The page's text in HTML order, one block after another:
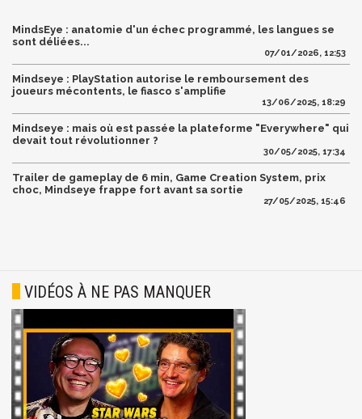
MindsEye : anatomie d'un échec programmé, les langues se
sont déliées...
07/01/2026, 12:53
Mindseye : PlayStation autorise le remboursement des
joueurs mécontents, le fiasco s'amplifie
13/06/2025, 18:29
Mindseye : mais où est passée la plateforme "Everywhere" qui
devait tout révolutionner ?
30/05/2025, 17:34
Trailer de gameplay de 6 min, Game Creation System, prix
choc, Mindseye frappe fort avant sa sortie
27/05/2025, 15:46
VIDÉOS À NE PAS MANQUER